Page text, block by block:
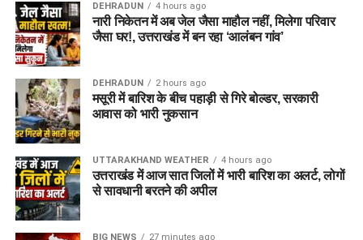
DEHRADUN 4 hours ago
नारी निकेतन में अब जेल जैसा माहौल नहीं, मिलेगा परिवार
जैसा घर!, उत्तराखंड में बन रहा ‘आलंबन गांव’
DEHRADUN 2 hours ago
मसूरी में बारिश के बीच पहाड़ी से गिरे बोल्डर, सरकारी
आवास को भारी नुकसान
UTTARAKHAND WEATHER 4 hours ago
उत्तराखंड में आज सात जिलों में भारी बारिश का अलर्ट, लोगों
से सावधानी बरतने की अपील
BIG NEWS 27 minutes ago